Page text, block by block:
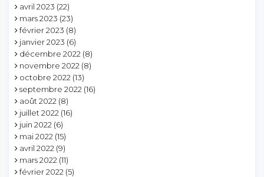
avril 2023 (22)
mars 2023 (23)
février 2023 (8)
janvier 2023 (6)
décembre 2022 (8)
novembre 2022 (8)
octobre 2022 (13)
septembre 2022 (16)
août 2022 (8)
juillet 2022 (16)
juin 2022 (6)
mai 2022 (15)
avril 2022 (9)
mars 2022 (11)
février 2022 (5)